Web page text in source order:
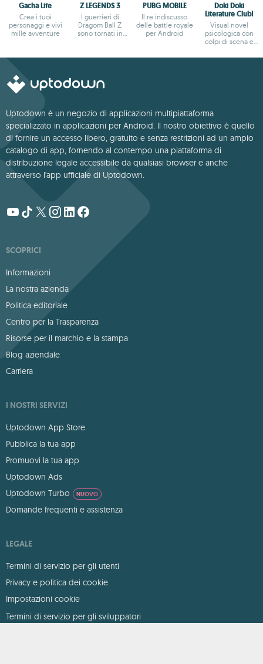
Gacha Life
Crea i tuoi
personaggi e vivi
mille avventure
Z LEGENDS 3
I guerrieri di
Dragom Ball Z
sono tornati in
PUBG MOBILE
Il re indiscusso
delle battle royale
per Android
Doki Doki
Literature Club!
Visual novel
psicologica con
colpi di scena e
Uptodown è un negozio di applicazioni multipiattaforma
specializzato in applicazioni per Android. Il nostro obiettivo è quello
di fornire un accesso libero, gratuito e senza restrizioni ad un ampio
catalogo di app, fornendo al contempo una piattaforma di
distribuzione legale accessibile da qualsiasi browser e anche
attraverso l'app ufficiale di Uptodown.
SCOPRICI
Informazioni
La nostra azienda
Politica editoriale
Centro per la Trasparenza
Risorse per il marchio e la stampa
Blog aziendale
Carriera
I NOSTRI SERVIZI
Uptodown App Store
Pubblica la tua app
Promuovi la tua app
Uptodown Ads
Uptodown Turbo
NUOVO
Domande frequenti e assistenza
LEGALE
Termini di servizio per gli utenti
Privacy e politica dei cookie
Impostazioni cookie
Termini di servizio per gli sviluppatori